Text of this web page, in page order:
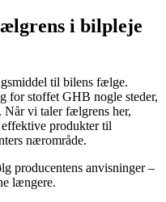
i bilpleje
til bilens fælge.
for stoffet GHB nogle steder,
Når vi taler fælgrens her,
produkter til
nærområde.
producentens anvisninger –
længere.